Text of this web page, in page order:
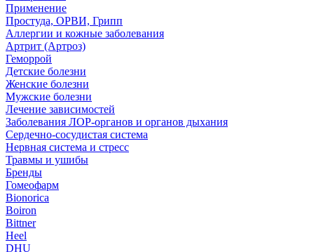
Применение
Простуда, ОРВИ, Грипп
Аллергии и кожные заболевания
Артрит (Артроз)
Геморрой
Детские болезни
Женские болезни
Мужские болезни
Лечение зависимостей
Заболевания ЛОР-органов и органов дыхания
Сердечно-сосудистая система
Нервная система и стресс
Травмы и ушибы
Бренды
Гомеофарм
Bionorica
Boiron
Bittner
Heel
DHU